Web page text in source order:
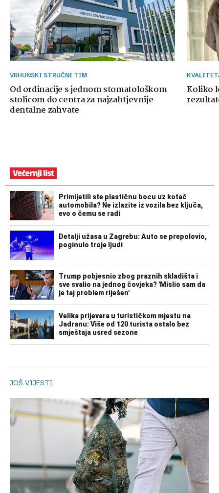
VRHUNSKI STRUČNI TIM
Od ordinacije s jednom stomatološkom
stolicom do centra za najzahtjevnije
dentalne zahvate
Koliko
JOŠ VIJESTI